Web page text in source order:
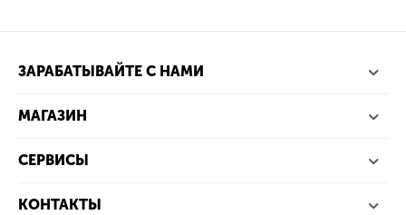
ЗАРАБАТЫВАЙТЕ С НАМИ
МАГАЗИН
СЕРВИСЫ
КОНТАКТЫ